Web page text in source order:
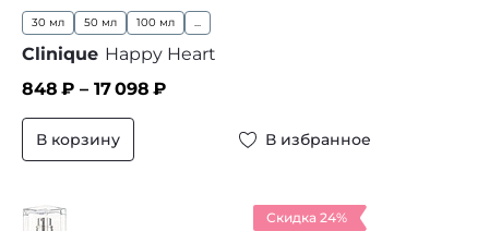
30 мл 50 мл 100 мл ...
Clinique Happy Heart
848 ₽ – 17 098 ₽
В корзину В избранное
Скидка 24%